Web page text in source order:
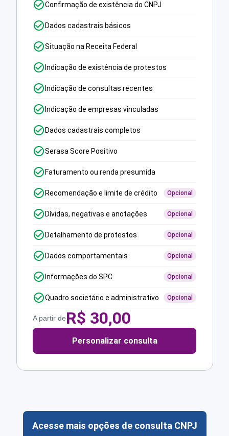
Confirmação de existência do CNPJ
Dados cadastrais básicos
Situação na Receita Federal
Indicação de existência de protestos
Indicação de consultas recentes
Indicação de empresas vinculadas
Dados cadastrais completos
Serasa Score Positivo
Faturamento ou renda presumida
Recomendação e limite de crédito Opcional
Dívidas, negativas e anotações Opcional
Detalhamento de protestos Opcional
Dados comportamentais Opcional
Informações do SPC Opcional
Quadro societário e administrativo Opcional
A partir deR$ 30,00
Personalizar consulta
Acesse mais opções de consulta CNPJ